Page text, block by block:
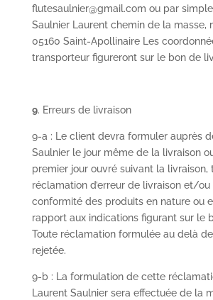
flutesaulnier@gmail.com ou par
Saulnier Laurent chemin de la masse,
05160 Saint-Apollinaire Les
transporteur figureront sur le bon de
9. Erreurs de livraison
9-a : Le client devra formuler auprès
Saulnier le jour même de la livraison
premier jour ouvré suivant la livraison,
réclamation d’erreur de livraison et/ou
conformité des produits en nature ou
rapport aux indications figurant sur le
Toute réclamation formulée au delà
rejetée.
9-b : La formulation de cette
Laurent Saulnier sera effectuée de la